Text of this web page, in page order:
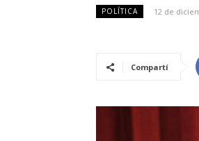
POLÍTICA 12 de
Compartí